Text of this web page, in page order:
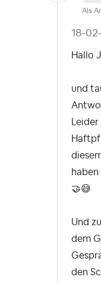
Als
‎18-
Hallo
und
🤝😅
Und
dem
den